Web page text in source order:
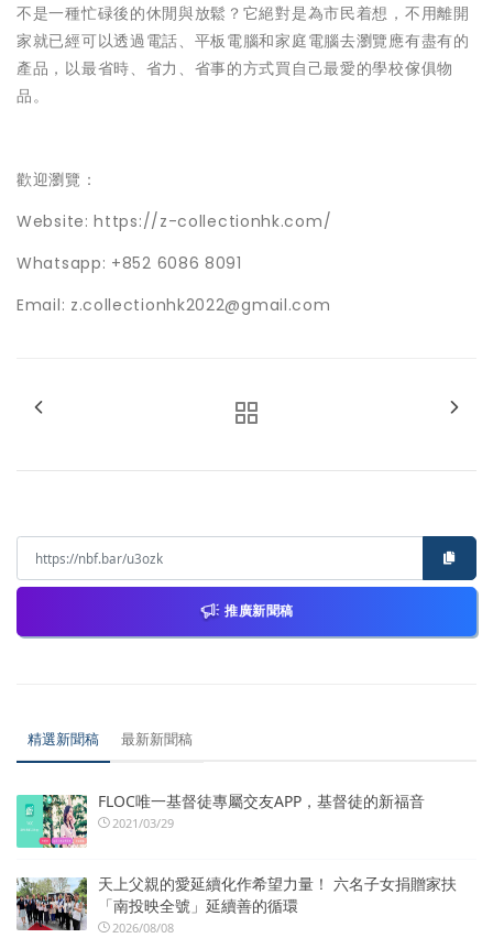
不是一種忙碌後的休閒與放鬆？它絕對是為市民着想，不用離開
家就已經可以透過電話、平板電腦和家庭電腦去瀏覽應有盡有的
產品，以最省時、省力、省事的方式買自己最愛的學校傢俱物
品。
歡迎瀏覽：
Website:https://z-collectionhk.com/
Whatsapp: +852 6086 8091
Email: z.collectionhk2022@gmail.com
推廣新聞稿
精選新聞稿 最新新聞稿
FLOC唯一基督徒專屬交友APP，基督徒的新福音
2021/03/29
天上父親的愛延續化作希望力量！ 六名子女捐贈家扶
「南投映全號」延續善的循環
2026/08/08